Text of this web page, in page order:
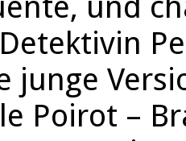
junge
Poirot –